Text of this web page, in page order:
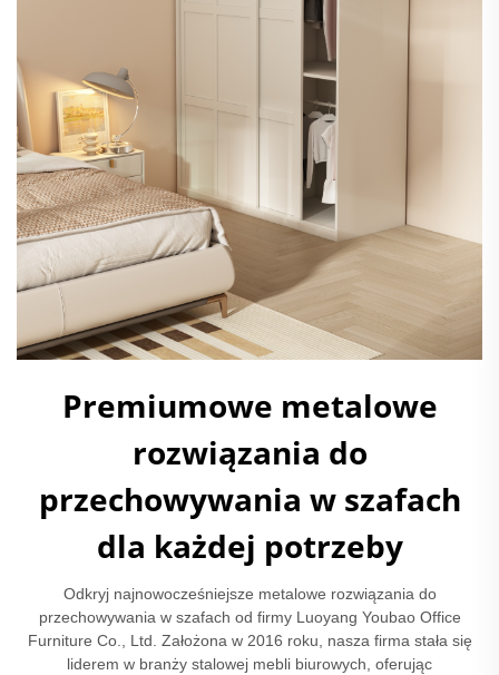
Premiumowe metalowe
rozwiązania do
przechowywania w szafach
dla każdej potrzeby
Odkryj najnowocześniejsze metalowe rozwiązania do
przechowywania w szafach od firmy Luoyang Youbao Office
Furniture Co., Ltd. Założona w 2016 roku, nasza firma stała się
liderem w branży stalowej mebli biurowych, oferując